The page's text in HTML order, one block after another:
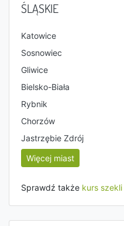
ŚLĄSKIE
Katowice
Sosnowiec
Gliwice
Bielsko-Biała
Rybnik
Chorzów
Jastrzębie Zdrój
Więcej miast
Sprawdź także kurs szekli